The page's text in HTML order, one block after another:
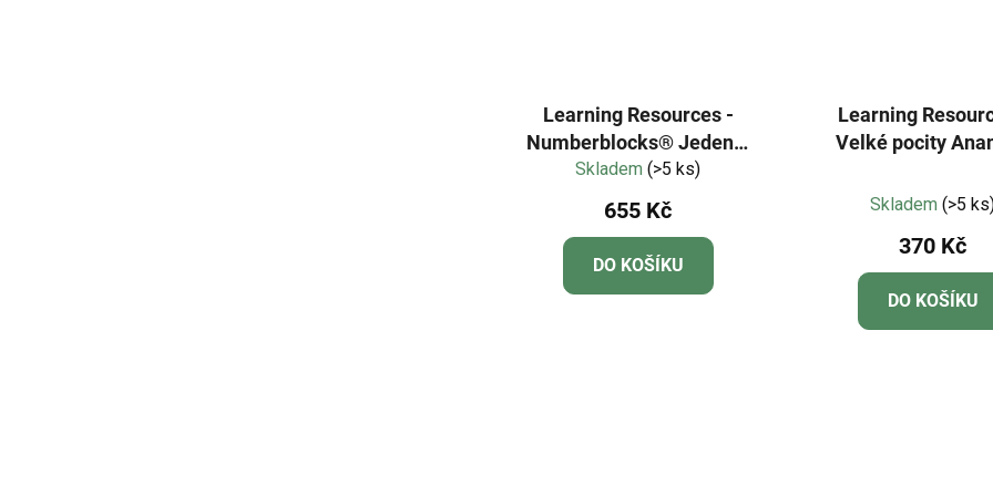
Learning Resources -
Numberblocks® Jeden a
dva hraví kamarádi
Skladem(>5 ks)
655 Kč
DO KOŠÍKU
Learning
Velké pocity
produktu
je
5,0
z
Skladem(>5
370 Kč
DO KOŠÍKU